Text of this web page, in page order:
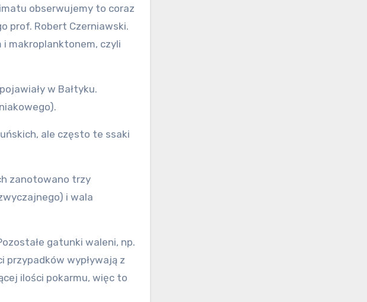
obserwujemy to coraz
prof. Robert Czerniawski.
i makroplanktonem, czyli
w Bałtyku.
ale często te ssaki
zanotowano trzy
i wala
gatunki waleni, np.
przypadków wypływają z
ilości pokarmu, więc to